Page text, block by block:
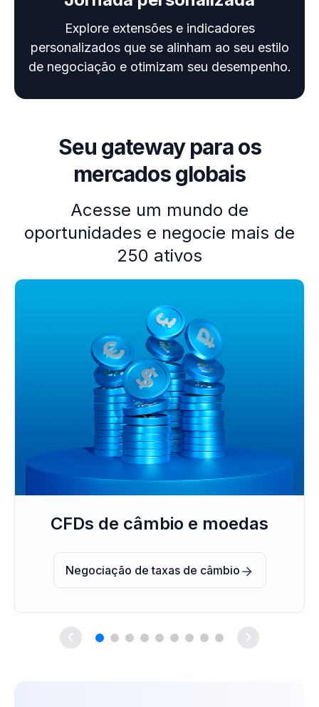
Explore extensões e indicadores
personalizados que se alinham ao seu estilo
de negociação e otimizam seu desempenho.
Seu gateway para os
mercados globais
Acesse um mundo de
oportunidades e negocie mais de
250 ativos
Índices globais
Negociação de índices